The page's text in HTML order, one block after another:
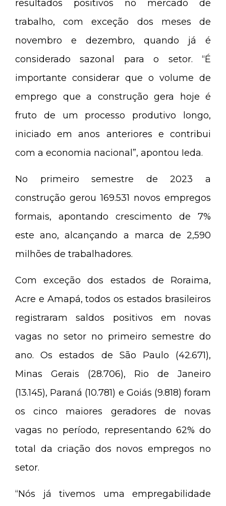
resultados positivos no mercado de
trabalho, com exceção dos meses de
novembro e dezembro, quando já é
considerado sazonal para o setor. “É
importante considerar que o volume de
emprego que a construção gera hoje é
fruto de um processo produtivo longo,
iniciado em anos anteriores e contribui
com a economia nacional”, apontou Ieda.
No primeiro semestre de 2023 a
construção gerou 169.531 novos empregos
formais, apontando crescimento de 7%
este ano, alcançando a marca de 2,590
milhões de trabalhadores.
Com exceção dos estados de Roraima,
Acre e Amapá, todos os estados brasileiros
registraram saldos positivos em novas
vagas no setor no primeiro semestre do
ano. Os estados de São Paulo (42.671),
Minas Gerais (28.706), Rio de Janeiro
(13.145), Paraná (10.781) e Goiás (9.818) foram
os cinco maiores geradores de novas
vagas no período, representando 62% do
total da criação dos novos empregos no
setor.
“Nós já tivemos uma empregabilidade